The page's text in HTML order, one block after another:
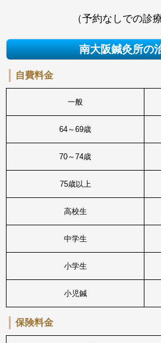
（予約なしでの診
南大阪鍼灸所の
自費料金
一般
64～69歳
70～74歳
75歳以上
高校生
中学生
小学生
小児鍼
保険料金